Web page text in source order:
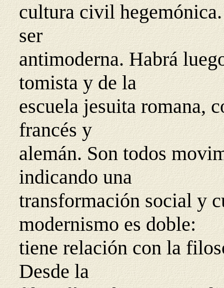
cultura civil
ser
antimoderna. Habrá
tomista y de la
escuela jesuita romana,
francés y
alemán. Son todos
indicando una
transformación social y
modernismo es doble:
tiene relación con la
Desde la